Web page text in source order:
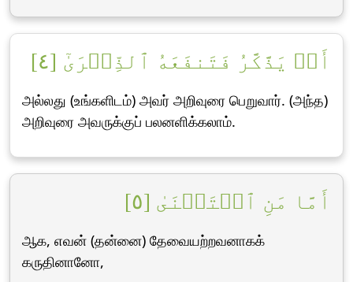
أَوۡ يَذَّكَّرُ فَتَنفَعَهُ ٱلذِّكۡرَىٰٓ [٤]
அல்லது (உங்களிடம்) அவர் அறிவுரை பெறுவார். (அந்த)
அறிவுரை அவருக்குப் பலனளிக்கலாம்.
أَمَّا مَنِ ٱسۡتَغۡنَىٰ [٥]
ஆக, எவன் (தன்னை) தேவையற்றவனாகக்
கருதினானோ,